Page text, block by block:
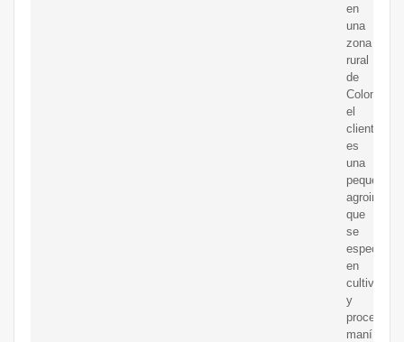
en
una
zona
rural
de
Colombia,
el
cliente
es
una
pequeña
que
se
especializa
en
cultivar
y
procesar
maní